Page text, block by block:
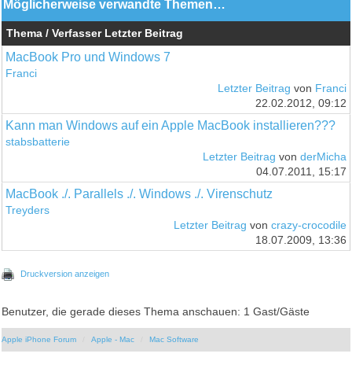
Möglicherweise verwandte Themen…
Thema / Verfasser Letzter Beitrag
MacBook Pro und Windows 7
Franci
Letzter Beitrag von Franci
22.02.2012, 09:12
Kann man Windows auf ein Apple MacBook installieren???
stabsbatterie
Letzter Beitrag von derMicha
04.07.2011, 15:17
MacBook ./. Parallels ./. Windows ./. Virenschutz
Treyders
Letzter Beitrag von crazy-crocodile
18.07.2009, 13:36
Druckversion anzeigen
Benutzer, die gerade dieses Thema anschauen: 1 Gast/Gäste
Apple iPhone Forum Apple - Mac Mac Software